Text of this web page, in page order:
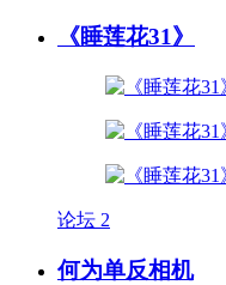
《睡莲花31》
论坛 2
何为单反相机